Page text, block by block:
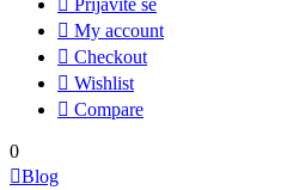
 My account
 Checkout
 Wishlist
 Compare
0
Blog